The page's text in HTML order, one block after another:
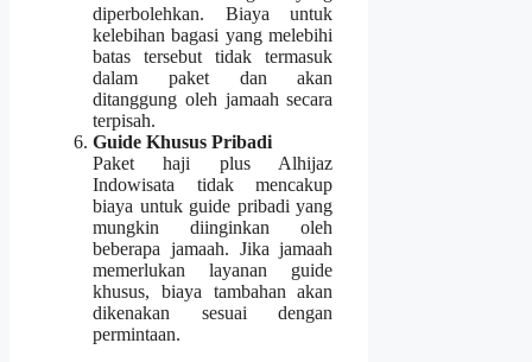
diperbolehkan. Biaya untuk
kelebihan bagasi yang melebihi
batas tersebut tidak termasuk
dalam paket dan akan
ditanggung oleh jamaah secara
terpisah.
Guide Khusus Pribadi
Paket haji plus Alhijaz
Indowisata tidak mencakup
biaya untuk guide pribadi yang
mungkin diinginkan oleh
beberapa jamaah. Jika jamaah
memerlukan layanan guide
khusus, biaya tambahan akan
dikenakan sesuai dengan
permintaan.